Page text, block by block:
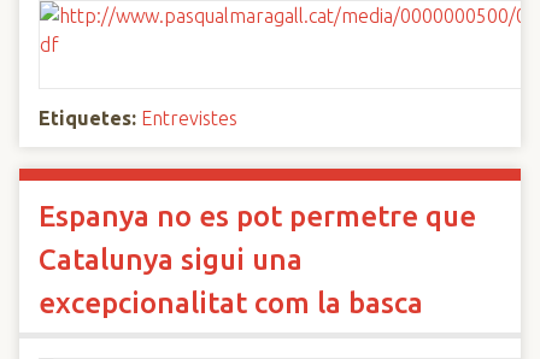
Etiquetes: Entrevistes
Espanya no es pot permetre que
Catalunya sigui una
excepcionalitat com la basca